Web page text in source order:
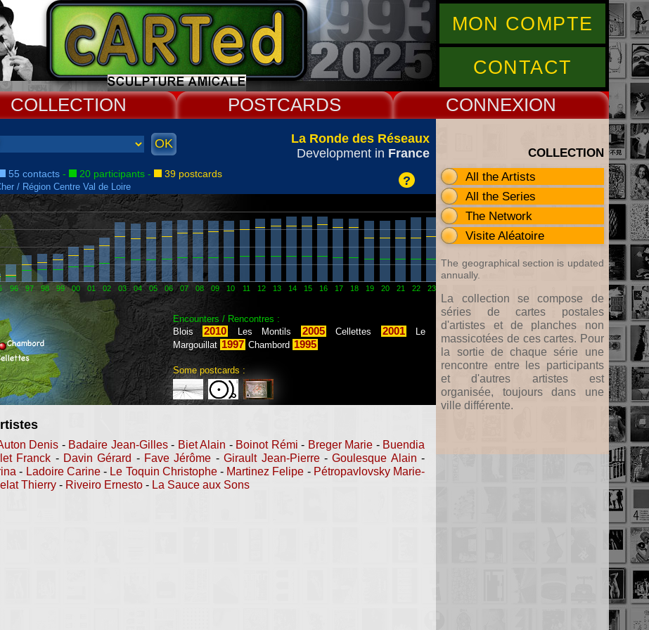
MON COMPTE
CONTACT
COLLECT CARDS CONNEX
La Ronde des Réseaux
Development in France
55 contacts - 20 participants - 39 postcards ?
/ Région Centre Val de Loire
96 97 98 99 00 01 02 03 04 05 06 07 08 09 10 11 12 13 14 15 16 17 18 19 20 21 22 23
Encounters / Rencontres :
Blois
2010 Les Montils 2005 Cellettes 2001
Le
Margouillat 1997 Chambord 1995
Some postcards :
Denis - Badaire Jean-Gilles- Biet Alain - Boinot Rémi - Breger Marie - Buendia
Franck - Davin Gérard - Fave Jérôme -Girault Jean-Pierre-Goulesque Alain -
- Ladoire Carine- Le Toquin Christophe- Martinez Felipe - Pétropavlovsky Marie-
Thierry - Riveiro Ernesto - La Sauce aux Sons
COLLECTION
All the Artists
All the Series
The Network
Visite Aléatoire
The geographical section is updated
annually.
La collection se compose de
séries de cartes postales
d'artistes et de planches non
massicotées de ces cartes. Pour
la sortie de chaque série une
rencontre entre les participants
et d'autres artistes est
organisée, toujours dans une
ville différente.